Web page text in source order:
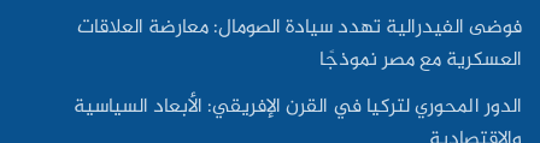
فوضى الفيدرالية تهدد سيادة الصومال: معارضة العلاقات
العسكرية مع مصر نموذجًا
الدور المحوري لتركيا في القرن الإفريقي: الأبعاد السياسية